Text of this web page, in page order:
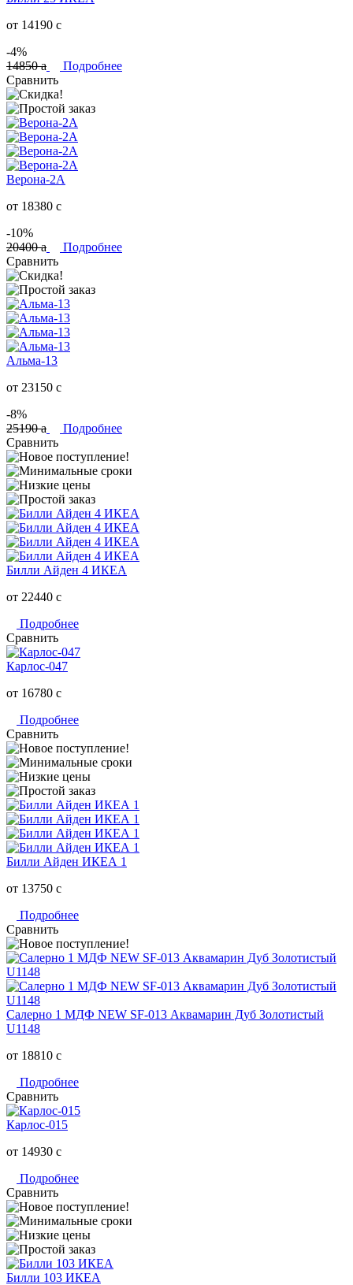
от 14190 c
-4%
14850a
Подробнее
Сравнить
Верона-2А
от 18380 c
-10%
20400a
Подробнее
Сравнить
Альма-13
от 23150 c
-8%
25190a
Подробнее
Сравнить
Билли Айден 4 ИКЕА
от 22440 c
Подробнее
Сравнить
Карлос-047
от 16780 c
Подробнее
Сравнить
Билли Айден ИКЕА 1
от 13750 c
Подробнее
Сравнить
Салерно 1 МДФ NEW SF-013 Аквамарин Дуб Золотистый
U1148
от 18810 c
Подробнее
Сравнить
Карлос-015
от 14930 c
Подробнее
Сравнить
Билли 103 ИКЕА